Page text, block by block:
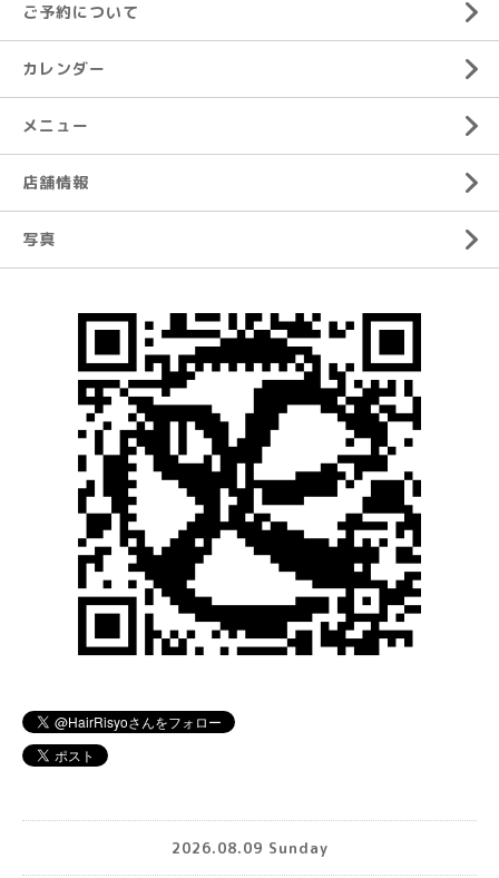
ご予約について
カレンダー
メニュー
店舗情報
写真
2026.08.09 Sunday